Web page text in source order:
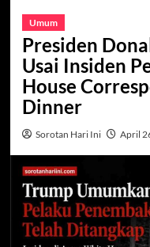
Umum
Presiden
Usai Insiden
House
Dinner
Sorotan Hari Ini April